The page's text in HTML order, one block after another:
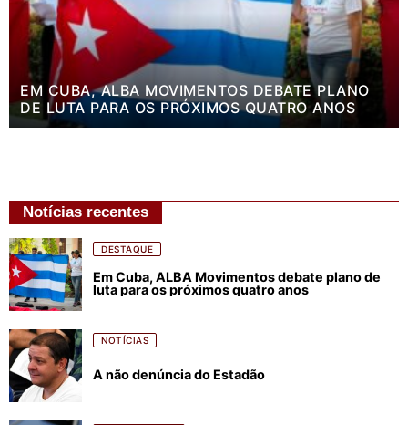
EM CUBA, ALBA MOVIMENTOS DEBATE PLANO
DE LUTA PARA OS PRÓXIMOS QUATRO ANOS
Notícias recentes
DESTAQUE
Em Cuba, ALBA Movimentos debate plano de
luta para os próximos quatro anos
NOTÍCIAS
A não denúncia do Estadão